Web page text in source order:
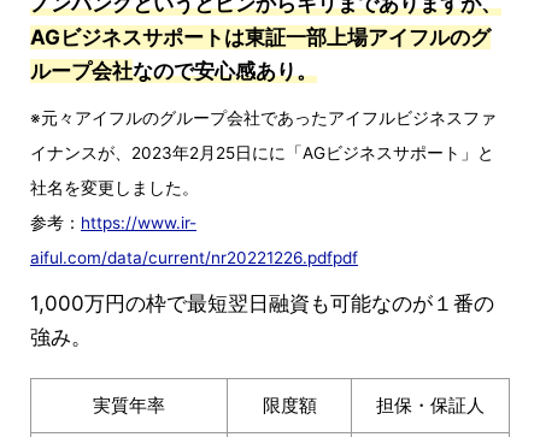
AGビジネスサポートは東証一部上場アイフルのグ
ループ会社なので安心感あり。
※元々アイフルのグループ会社であったアイフルビジネスファ
イナンスが、2023年2月25日にに「AGビジネスサポート」と
社名を変更しました。
参考： https://www.ir-
aiful.com/data/current/nr20221226.pdfpdf
1,000万円の枠で最短翌日融資も可能なのが１番の
強み。
実質年率 限度額 担保・保証人